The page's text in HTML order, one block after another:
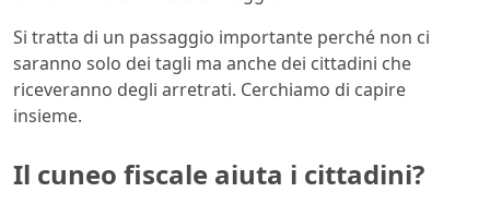
Si tratta di un passaggio importante perché non ci
saranno solo dei tagli ma anche dei cittadini che
riceveranno degli arretrati. Cerchiamo di capire
insieme.
Il cuneo fiscale aiuta i cittadini?